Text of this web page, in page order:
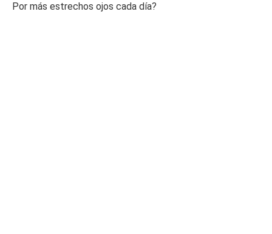
Por más estrechos ojos cada día?